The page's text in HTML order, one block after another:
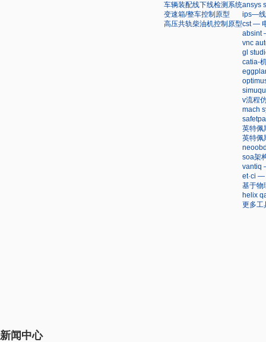
车辆装配线下线检测系统
变速箱/整车控制原型
高压共轨柴油机控制原型
ansys
ips—线
cst —
absint
vnc
gl
catia-
v流程
mach
英特佩
英特佩
soa架
vantiq
et·ci —
基于物
helix
更多工
新闻中心